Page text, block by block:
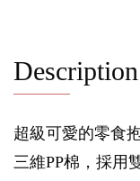
Description
超級可愛的零食
三維PP棉，採用